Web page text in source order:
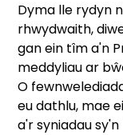
Dyma lle rydyn
rhwydwaith,
gan ein tîm a'n
meddyliau ar
O
eu dathlu, mae
a'r syniadau